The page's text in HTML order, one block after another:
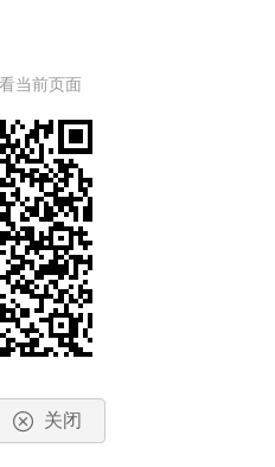
当前页面
关闭